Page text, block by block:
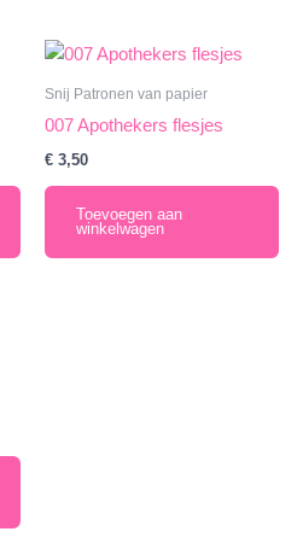
Snij Patronen van papier
007 Apothekers flesjes
€ 3,50
Toevoegen aan
winkelwagen